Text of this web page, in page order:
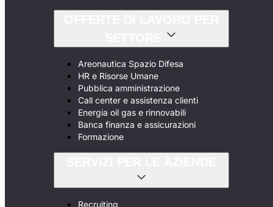
Areonautica Spazio Difesa
HR e Risorse Umane
Pubblica amministrazione
Call center e assistenza clienti
Energia oil gas e rinnovabili
Banca finanza e assicurazioni
Formazione
Recruiting